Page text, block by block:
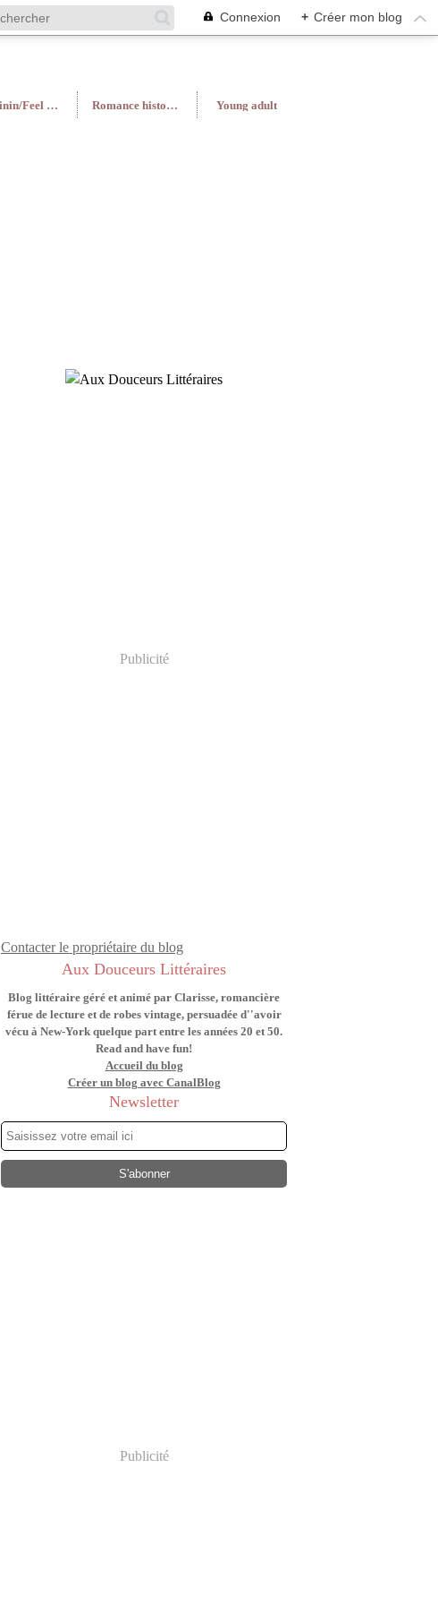
Connexion + Créer mon blog
Roman féminin/Feel Good Romance historique Young adult
Publicité
Contacter le propriétaire du blog
Aux Douceurs Littéraires
Blog littéraire géré et animé par Clarisse, romancière
férue de lecture et de robes vintage, persuadée d''avoir
vécu à New-York quelque part entre les années 20 et 50.
Read and have fun!
Accueil du blog
Créer un blog avec CanalBlog
Newsletter
Publicité